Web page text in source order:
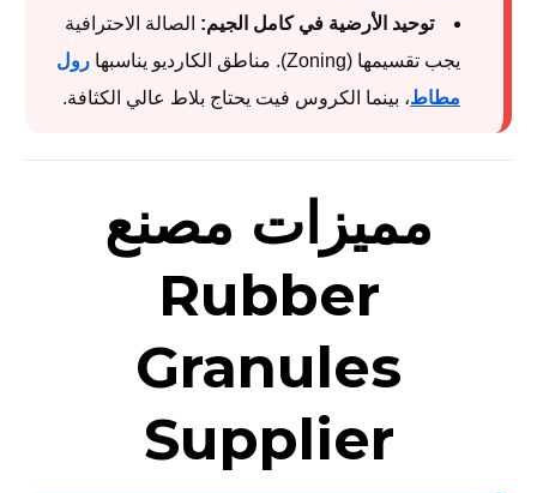
توحيد الأرضية في كامل الجيم: الصالة الاحترافية
يجب تقسيمها (Zoning). مناطق الكارديو يناسبها
رول
مطاط، بينما الكروس فيت يحتاج بلاط عالي الكثافة.
مميزات مصنع
Rubber
Granules
Supplier